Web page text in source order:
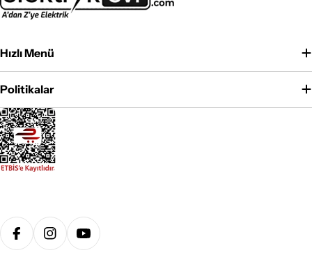
Hızlı Menü
Politikalar
Ödeme
yöntemleri
FacebookInstagramYouTube